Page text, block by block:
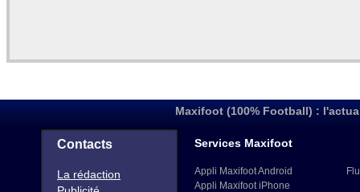
Maxifoot (100% Football) :
Contacts
La rédaction
Services Maxifoot
Appli Maxifoot Android
Appli Maxifoot iPhone